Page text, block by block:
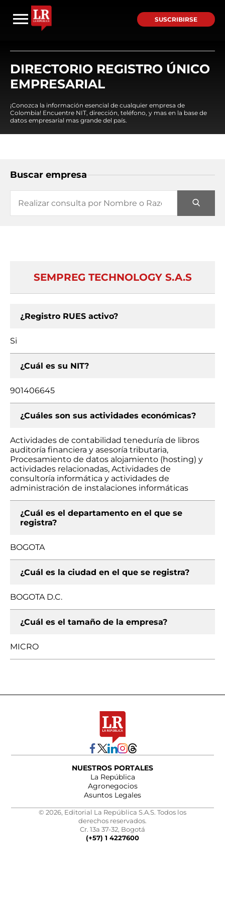
SUSCRIBIRSE
DIRECTORIO REGISTRO ÚNICO
EMPRESARIAL
¡Conozca la información esencial de cualquier empresa de
Colombia! Encuentre NIT, dirección, teléfono, y mas en la base de
datos empresarial mas grande del país.
Buscar empresa
SEMPREG TECHNOLOGY S.A.S
¿Registro RUES activo?
Si
¿Cuál es su NIT?
901406645
¿Cuáles son sus actividades económicas?
Actividades de contabilidad teneduría de libros
auditoría financiera y asesoría tributaria,
Procesamiento de datos alojamiento (hosting) y
actividades relacionadas, Actividades de
consultoría informática y actividades de
administración de instalaciones informáticas
¿Cuál es el departamento en el que se
registra?
BOGOTA
¿Cuál es la ciudad en el que se registra?
BOGOTA D.C.
¿Cuál es el tamaño de la empresa?
MICRO
NUESTROS PORTALES
La República
Agronegocios
Asuntos Legales
© 2026, Editorial La República S.A.S. Todos los
derechos reservados.
Cr. 13a 37-32, Bogotá
(+57) 1 4227600